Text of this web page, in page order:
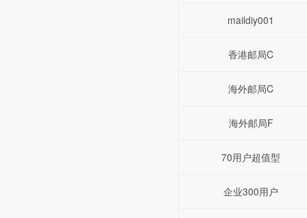
maildiy001
香港邮局C
海外邮局C
海外邮局F
70用户超值型
企业300用户